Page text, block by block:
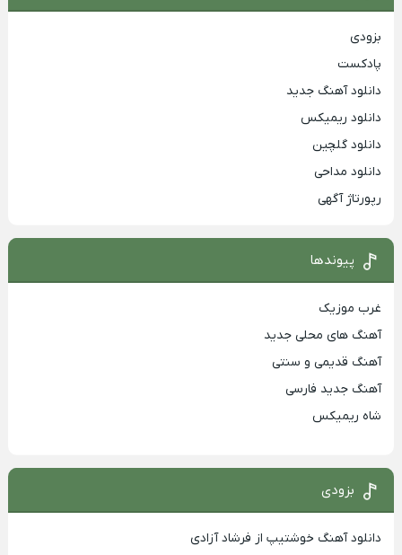
بزودی
پادکست
دانلود آهنگ جدید
دانلود ریمیکس
دانلود گلچین
دانلود مداحی
رپورتاژ آگهی
پیوندها
غرب موزیک
آهنگ های محلی جدید
آهنگ قدیمی و سنتی
آهنگ جدید فارسی
شاه ریمیکس
بزودی
دانلود آهنگ خوشتیپ از فرشاد آزادی